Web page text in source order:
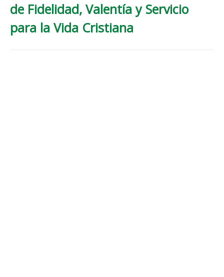
de Fidelidad, Valentía y Servicio
para la Vida Cristiana